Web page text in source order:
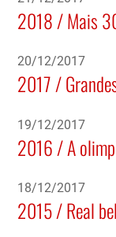
2018 / Mais
20/12/2017
2017 /
19/12/2017
2016 / A
18/12/2017
2015 / Real